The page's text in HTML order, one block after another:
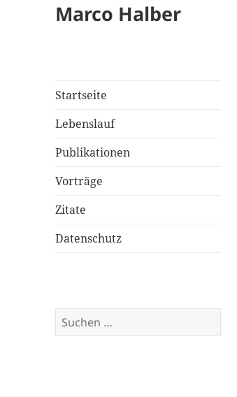
Marco Halber
Startseite
Lebenslauf
Publikationen
Vorträge
Zitate
Datenschutz
Suchen
nach: